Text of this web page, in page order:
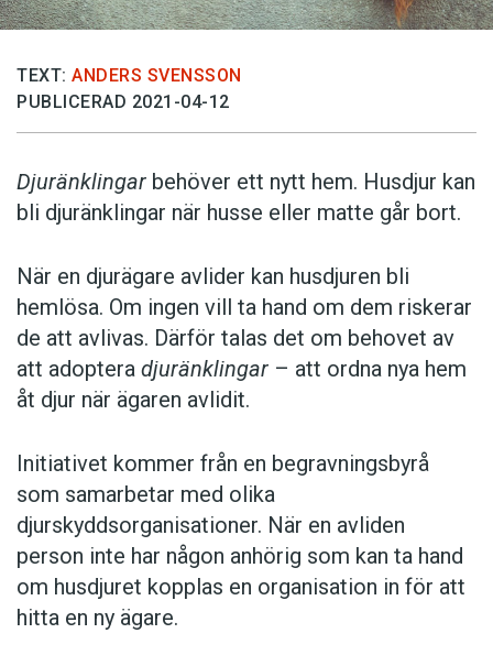
TEXT: ANDERS SVENSSON
PUBLICERAD 2021-04-12
Djuränklingar behöver ett nytt hem. Husdjur kan
bli djuränklingar när husse eller matte går bort.
När en djurägare avlider kan husdjuren bli
hemlösa. Om ingen vill ta hand om dem riskerar
de att avlivas. Därför talas det om behovet av
att adoptera djuränklingar – att ordna nya hem
åt djur när ägaren avlidit.
Initiativet kommer från en begravningsbyrå
som samarbetar med olika
djurskyddsorganisationer. När en avliden
person inte har någon anhörig som kan ta hand
om husdjuret kopplas en organisation in för att
hitta en ny ägare.